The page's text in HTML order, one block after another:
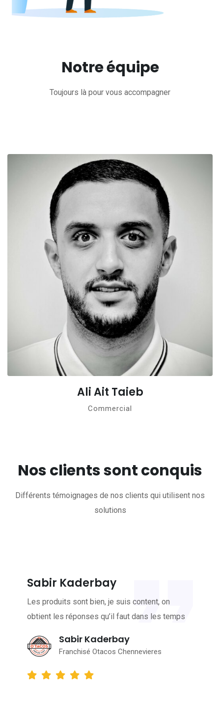
Notre équipe
Toujours là pour vous accompagner
Ali Ait Taieb
Commercial
Nos clients sont conquis
Différents témoignages de nos clients qui utilisent nos
solutions
Sabir Kaderbay
Les produits sont bien, je suis content, on
obtient les réponses qu’il faut dans les temps
Sabir Kaderbay
Franchisé Otacos Chennevieres